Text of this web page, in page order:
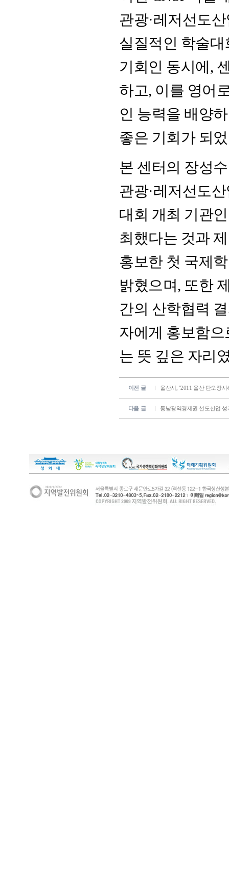
이전 글 울산시, "2011 울산 단오장
다음 글 동남광역경제권 선도산업
관광·레저선도
실질적인 학술
기회인 동시에,
하고, 이를 영어
인 능력을 배양
좋은 기회가 되
본 센터의 장성
관광·레저선도
대회 개최 기관
최했다는 것과
홍보한 첫 국제
밝혔으며, 또한
간의 산학협력
자에게 홍보함
는 뜻 깊은 자리